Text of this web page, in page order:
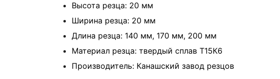
Высота резца: 20 мм
Ширина резца: 20 мм
Длина резца: 140 мм, 170 мм, 200 мм
Материал резца: твердый сплав Т15К6
Производитель: Канашский завод резцов